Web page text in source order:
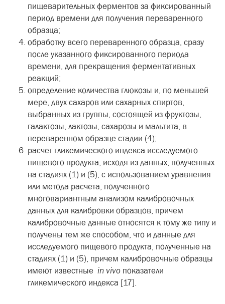
пищеварительных ферментов за фиксированный
период времени для получения переваренного
образца;
обработку всего переваренного образца, сразу
после указанного фиксированного периода
времени, для прекращения ферментативных
реакций;
определение количества глюкозы и, по меньшей
мере, двух сахаров или сахарных спиртов,
выбранных из группы, состоящей из фруктозы,
галактозы, лактозы, сахарозы и мальтита, в
переваренном образце стадии (4);
расчет гликемического индекса исследуемого
пищевого продукта, исходя из данных, полученных
на стадиях (1) и (5), с использованием уравнения
или метода расчета, полученного
многовариантным анализом калибровочных
данных для калибровки образцов, причем
калибровочные данные относятся к тому же типу и
получены тем же способом, что и данные для
исследуемого пищевого продукта, полученные на
стадиях (1) и (5), причем калибровочные образцы
имеют известные in vivo показатели
гликемического индекса [17].